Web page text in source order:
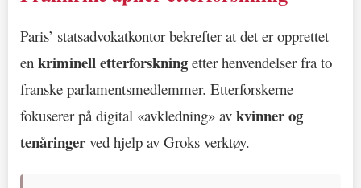
Paris’ statsadvokatkontor bekrefter at det er opprettet
en kriminell etterforskning etter henvendelser fra to
franske parlamentsmedlemmer. Etterforskerne
fokuserer på digital «avkledning» av kvinner og
tenåringer ved hjelp av Groks verktøy.